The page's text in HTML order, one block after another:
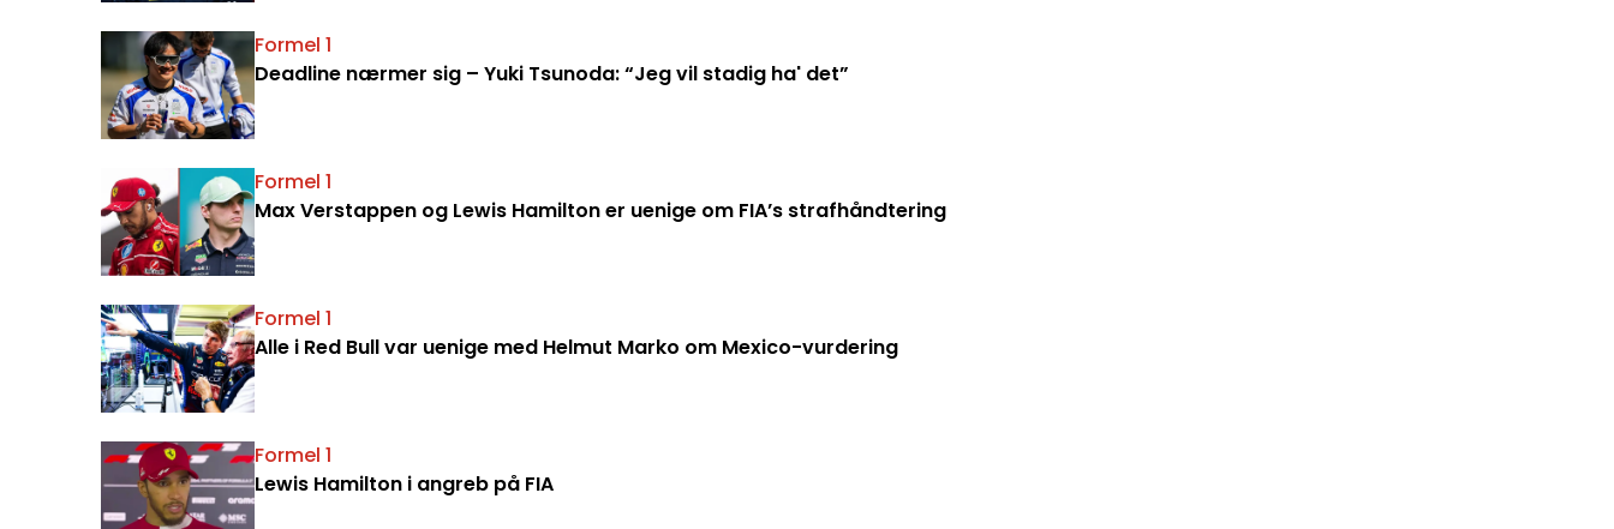
Formel 1
Deadline nærmer sig – Yuki Tsunoda: “Jeg vil stadig ha' det”
Formel 1
Max Verstappen og Lewis Hamilton er uenige om FIA’s strafhåndtering
Formel 1
Alle i Red Bull var uenige med Helmut Marko om Mexico-vurdering
Formel 1
Lewis Hamilton i angreb på FIA